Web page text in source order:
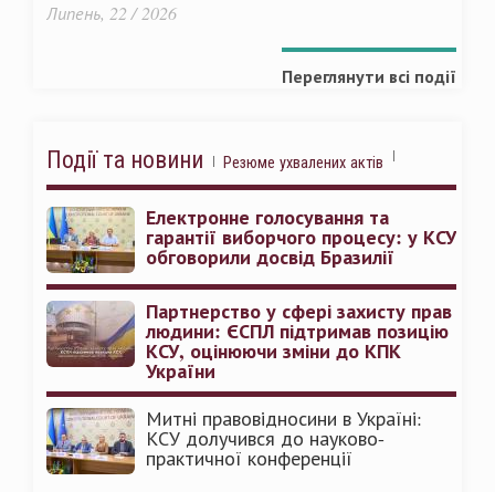
Липень, 22 / 2026
Переглянути всі події
Події та новини Резюме ухвалених актів
Електронне голосування та
гарантії виборчого процесу: у КСУ
обговорили досвід Бразилії
Партнерство у сфері захисту прав
людини: ЄСПЛ підтримав позицію
КСУ, оцінюючи зміни до КПК
України
Митні правовідносини в Україні:
КСУ долучився до науково-
практичної конференції